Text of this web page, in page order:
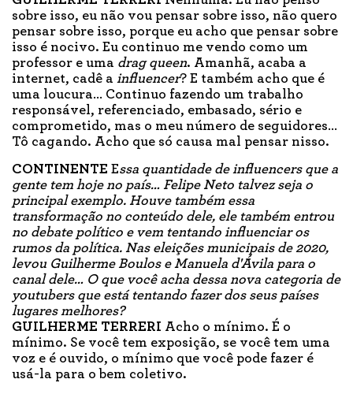
sobre isso, eu não vou pensar sobre isso, não quero
pensar sobre isso, porque eu acho que pensar sobre
isso é nocivo. Eu continuo me vendo como um
professor e uma drag queen. Amanhã, acaba a
internet, cadê a influencer? E também acho que é
uma loucura… Continuo fazendo um trabalho
responsável, referenciado, embasado, sério e
comprometido, mas o meu número de seguidores…
Tô cagando. Acho que só causa mal pensar nisso.
CONTINENTE Essa quantidade de influencers que a
gente tem hoje no país… Felipe Neto talvez seja o
principal exemplo. Houve também essa
transformação no conteúdo dele, ele também entrou
no debate político e vem tentando influenciar os
rumos da política. Nas eleições municipais de 2020,
levou Guilherme Boulos e Manuela d'Ávila para o
canal dele… O que você acha dessa nova categoria de
youtubers que está tentando fazer dos seus países
lugares melhores?
GUILHERME TERRERI Acho o mínimo. É o
mínimo. Se você tem exposição, se você tem uma
voz e é ouvido, o mínimo que você pode fazer é
usá-la para o bem coletivo.